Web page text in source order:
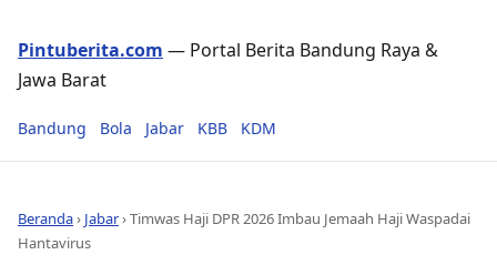
Pintuberita.com — Portal Berita Bandung Raya &
Jawa Barat
Bandung Bola Jabar KBB KDM
Beranda› Jabar›Timwas Haji DPR 2026 Imbau Jemaah Haji Waspadai
Hantavirus